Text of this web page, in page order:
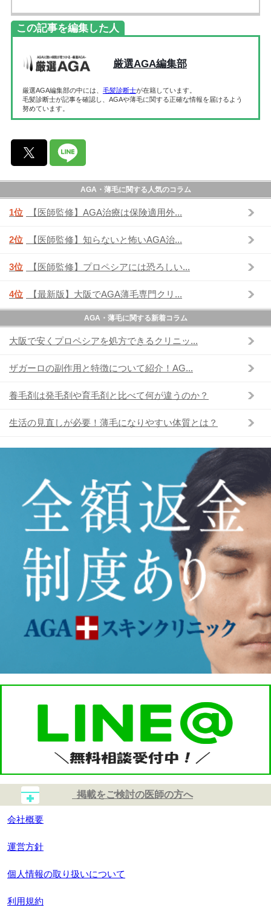
この記事を編集した人
厳選AGA編集部
厳選AGA編集部の中には、 毛髪診断士が在籍しています。
毛髪診断士が記事を確認し、AGAや薄毛に関する正確な情報を届けるよう
努めています。
AGA・薄毛に関する人気のコラム
1位 【医師監修】AGA治療は保険適用外...
2位 【医師監修】知らないと怖いAGA治...
3位 【医師監修】プロペシアには恐ろしい...
4位 【最新版】大阪でAGA薄毛専門クリ...
AGA・薄毛に関する新着コラム
大阪で安くプロペシアを処方できるクリニッ...
ザガーロの副作用と特徴について紹介！AG...
養毛剤は発毛剤や育毛剤と比べて何が違うのか？
生活の見直しが必要！薄毛になりやすい体質とは？
掲載をご検討の医師の方へ
会社概要
運営方針
個人情報の取り扱いについて
利用規約